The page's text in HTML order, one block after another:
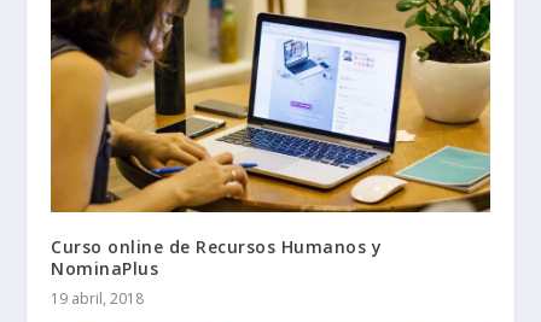
Curso online de Recursos Humanos y
NominaPlus
19 abril, 2018